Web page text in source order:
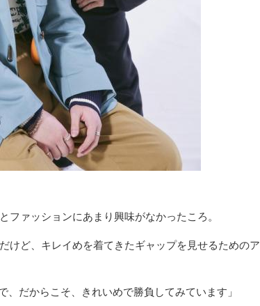
ファッションにあまり興味がなかったころ。
けど、キレイめを着てきたギャップを見せるためのア
、だからこそ、きれいめで勝負してみています」